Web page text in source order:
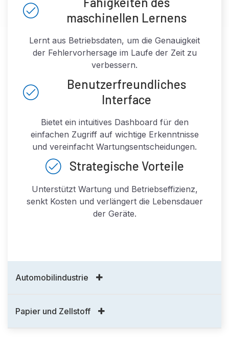
maschinellen Lernens
Lernt aus Betriebsdaten, um die Genauigkeit
der Fehlervorhersage im Laufe der Zeit zu
verbessern.
Benutzerfreundliches
Interface
Bietet ein intuitives Dashboard für den
einfachen Zugriff auf wichtige Erkenntnisse
und vereinfacht Wartungsentscheidungen.
Strategische Vorteile
Unterstützt Wartung und Betriebseffizienz,
senkt Kosten und verlängert die Lebensdauer
der Geräte.
Automobilindustrie
Papier und Zellstoff